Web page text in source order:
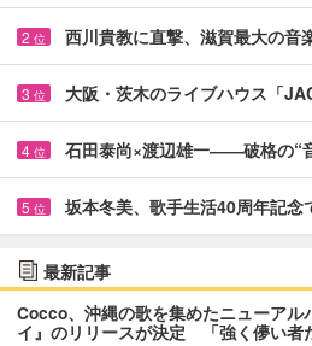
2 位 西川貴教に直撃、滋賀最大の
3 位 大阪・茨木のライブハウス「
4 位 石田泰尚×渡辺雄一――破格の
5 位 坂本冬美、歌手生活40周年記
最新記事
Cocco、沖縄の歌を集めたニューアル
イ』のリリースが決定 「強く儚い